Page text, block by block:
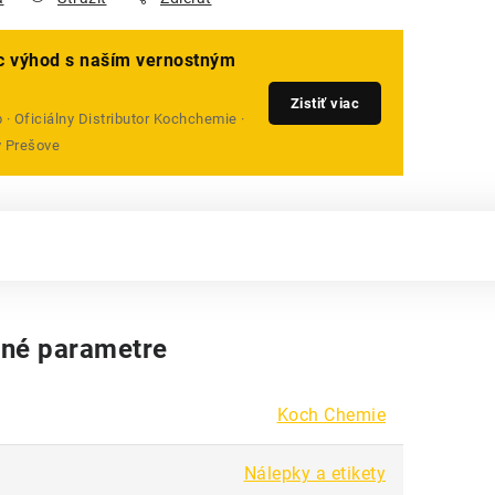
výhod s naším vernostným
· Oficiálny Distributor Kochchemie ·
Prešove
Zistiť viac
parametre
Koch Chemie
Nálepky a etikety